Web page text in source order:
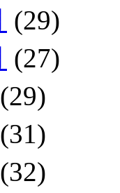
(29)
(27)
(29)
(31)
(32)